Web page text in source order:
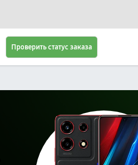
Проверить статус заказа